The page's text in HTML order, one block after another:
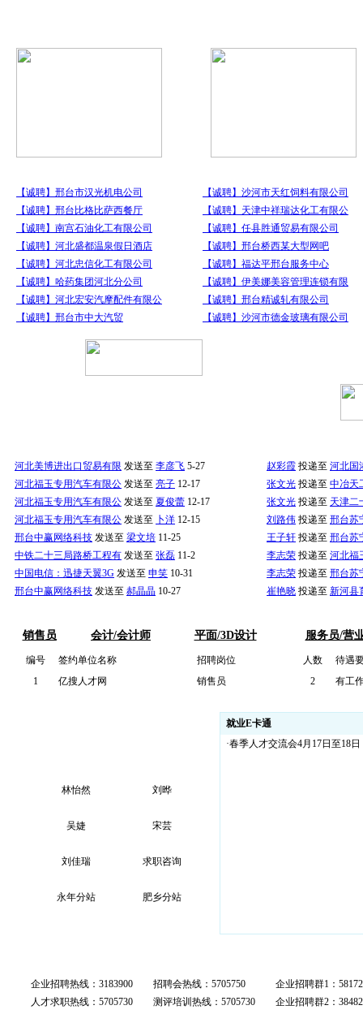
【诚聘】邢台市汉光机电公司
【诚聘】沙河市天红饲料有限公司
【诚聘】邢台比格比萨西餐厅
【诚聘】天津中祥瑞达化工有限公
【诚聘】南宫石油化工有限公司
【诚聘】任县胜通贸易有限公司
【诚聘】河北盛都温泉假日酒店
【诚聘】邢台桥西某大型网吧
【诚聘】河北忠信化工有限公司
【诚聘】福达平邢台服务中心
【诚聘】哈药集团河北分公司
【诚聘】伊美娜美容管理连锁有限
【诚聘】河北宏安汽摩配件有限公
【诚聘】邢台精诚轧有限公司
【诚聘】邢台市中大汽贸
【诚聘】沙河市德金玻璃有限公司
河北美博进出口贸易有限 发送至 李彦飞 5-27
河北福玉专用汽车有限公 发送至 亮子 12-17
河北福玉专用汽车有限公 发送至 夏俊蕾 12-17
河北福玉专用汽车有限公 发送至 卜洋 12-15
邢台中赢网络科技 发送至 梁文培 11-25
中铁二十三局路桥工程有 发送至 张磊 11-2
中国电信：迅捷天翼3G 发送至 申笑 10-31
邢台中赢网络科技 发送至 郝晶晶 10-27
赵彩霞 投递至 河北国
张文光 投递至 中冶天
张文光 投递至 天津二
刘路伟 投递至 邢台苏
王子轩 投递至 邢台苏
李志荣 投递至 河北福
李志荣 投递至 邢台苏
崔艳晓 投递至 新河县
销售员
会计/会计师 平面/3D设计 服务员/营
编号 签约单位名称 招聘岗位 人数
待遇
1
亿搜人才网 销售员 2 有工
林怡然 刘晔
吴婕 宋芸
刘佳瑞 求职咨询
永年分站 肥乡分站
就业E卡通
·春季人才交流会4月17日至18日
企业招聘热线：3183900 招聘会热线：5705750
企业招聘群1：
人才求职热线：5705730
测评培训热线：5705730
企业招聘群2：